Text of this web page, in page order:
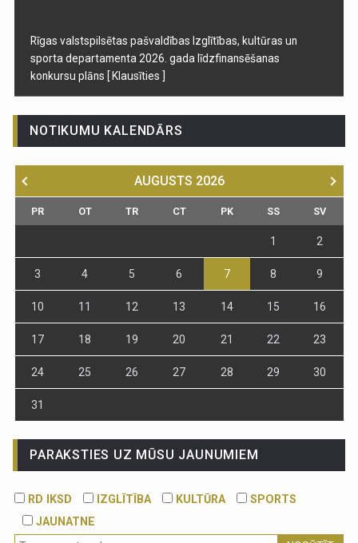
Rīgas valstspilsētas pašvaldības Izglītības, kultūras un
sporta departamenta 2026. gada līdzfinansēšanas
konkursu plāns [ Klausīties ]
NOTIKUMU KALENDĀRS
AUGUSTS 2026
PR OT TR CT PK SS SV
1 2
3 4 5 6 7 8 9
10 11 12 13 14 15 16
17 18 19 20 21 22 23
24 25 26 27 28 29 30
31
PARAKSTIES UZ MŪSU JAUNUMIEM
RD IKSD IZGLĪTĪBA KULTŪRA
SPORTS
JAUNATNE